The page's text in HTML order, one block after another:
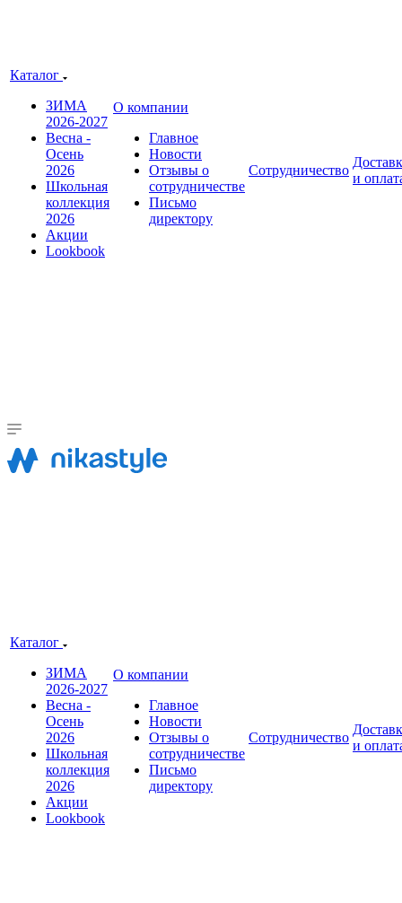
Каталог
ЗИМА
2026-2027
Весна -
Осень
2026
Школьная
коллекция
2026
Акции
Lookbook
О компании
Главное
Новости
Отзывы о
сотрудничестве
Письмо
директору
Сотрудничество
и
Каталог
ЗИМА
2026-2027
Весна -
Осень
2026
Школьная
коллекция
2026
Акции
Lookbook
О компании
Главное
Новости
Отзывы о
сотрудничестве
Письмо
директору
Сотрудничество
и